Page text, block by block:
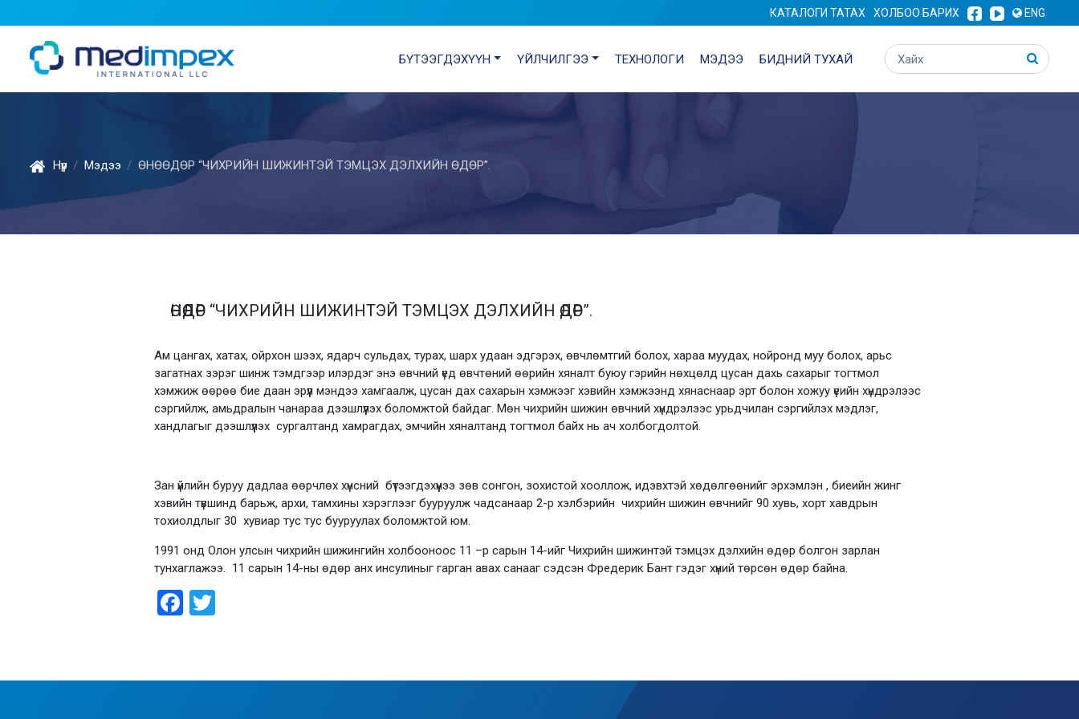
КАТАЛОГИ ТАТАХ ХОЛБОО БАРИХ ENG
БҮТЭЭГДЭХҮҮН ҮЙЛЧИЛГЭЭ ТЕХНОЛОГИ МЭДЭЭ БИДНИЙ ТУХАЙ
Нүүр Мэдээ ӨНӨӨДӨР “ЧИХРИЙН ШИЖИНТЭЙ ТЭМЦЭХ ДЭЛХИЙН ӨДӨР”.
ӨНӨӨДӨР “ЧИХРИЙН ШИЖИНТЭЙ ТЭМЦЭХ ДЭЛХИЙН ӨДӨР”.
Ам цангах, хатах, ойрхон шээх, ядарч сульдах, турах, шарх удаан эдгэрэх, өвчлөмтгий болох, хараа муудах, нойронд муу болох, арьс
загатнах зэрэг шинж тэмдгээр илэрдэг энэ өвчний үед өвчтөний өөрийн хяналт буюу гэрийн нөхцөлд цусан дахь сахарыг тогтмол
хэмжиж өөрөө бие даан эрүүл мэндээ хамгаалж, цусан дах сахарын хэмжээг хэвийн хэмжээнд хянаснаар эрт болон хожуу үеийн хүндрэлээс
сэргийлж, амьдралын чанараа дээшлүүлэх боломжтой байдаг. Мөн чихрийн шижин өвчний хүндрэлээс урьдчилан сэргийлэх мэдлэг,
хандлагыг дээшлүүлэх сургалтанд хамрагдах, эмчийн хяналтанд тогтмол байх нь ач холбогдолтой.
Зан үйлийн буруу дадлаа өөрчлөх хүнсний бүтээгдэхүүнээ зөв сонгон, зохистой хооллож, идэвхтэй хөдөлгөөнийг эрхэмлэн , биеийн жинг
хэвийн түвшинд барьж, архи, тамхины хэрэглээг бууруулж чадсанаар 2-р хэлбэрийн чихрийн шижин өвчнийг 90 хувь, хорт хавдрын
тохиолдлыг 30 хувиар тус тус бууруулах боломжтой юм.
1991 онд Олон улсын чихрийн шижингийн холбооноос 11 –р сарын 14-ийг Чихрийн шижинтэй тэмцэх дэлхийн өдөр болгон зарлан
тунхаглажээ. 11 сарын 14-ны өдөр анх инсулиныг гарган авах санааг сэдсэн Фредерик Бант гэдэг хүний төрсөн өдөр байна.
Facebook